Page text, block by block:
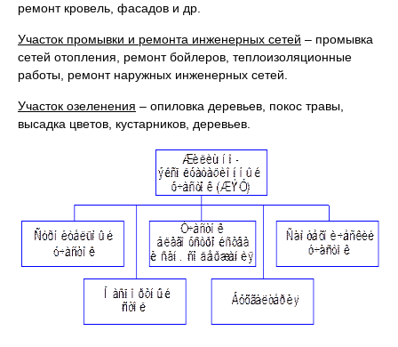
ремонт кровель, фасадов и др.
Участок промывки и ремонта инженерных сетей – промывка
сетей отопления, ремонт бойлеров, теплоизоляционные
работы, ремонт наружных инженерных сетей.
Участок озеленения – опиловка деревьев, покос травы,
высадка цветов, кустарников, деревьев.